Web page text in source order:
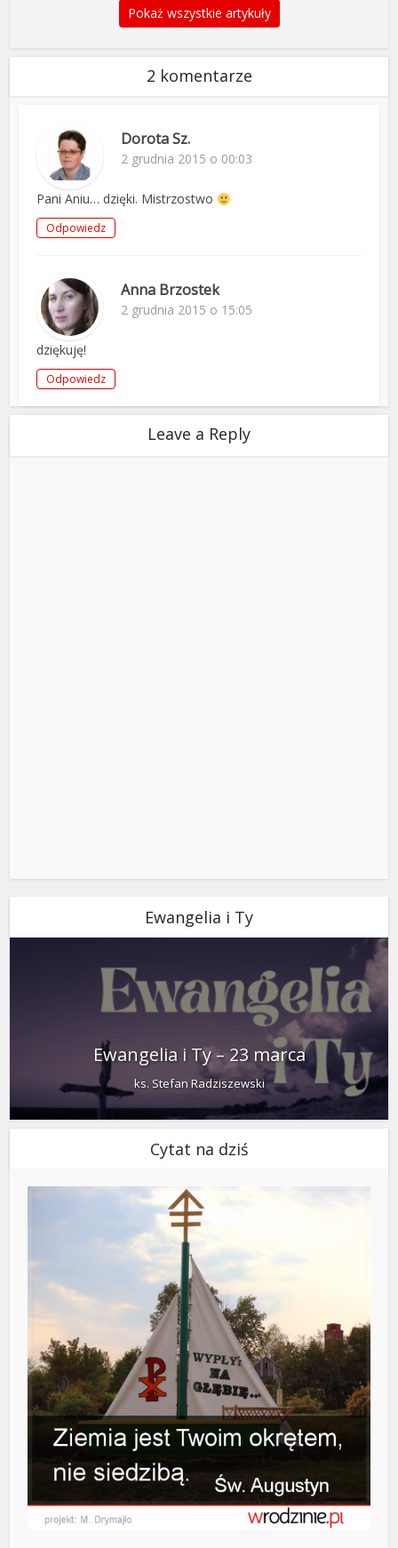
Pokaż wszystkie artykuły
2 komentarze
Dorota Sz.
2 grudnia 2015 o 00:03
Pani Aniu… dzięki. Mistrzostwo
Odpowiedz
Anna Brzostek
2 grudnia 2015 o 15:05
dziękuję!
Odpowiedz
Leave a Reply
Ewangelia i Ty
Ewangelia i Ty – 23 marca
ks. Stefan Radziszewski
Cytat na dziś